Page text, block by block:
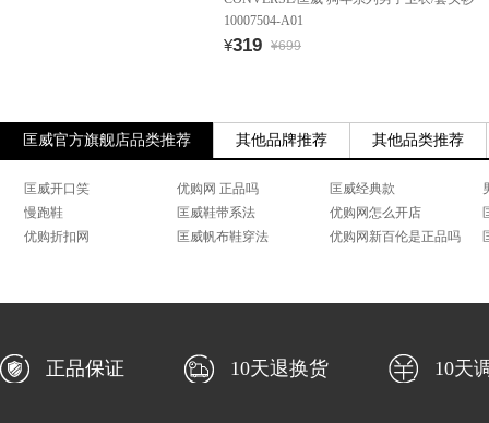
10007504-A01
¥319 ¥699
匡威官方旗舰店品类推荐 其他品牌推荐 其他品类推荐
匡威开口笑 优购网 正品吗 匡威经典款
慢跑鞋
匡威鞋带系法 优购网怎么开店
优购折扣网
匡威帆布鞋穿法 优购网新百伦是正品吗
正品保证 10天退换货 10天